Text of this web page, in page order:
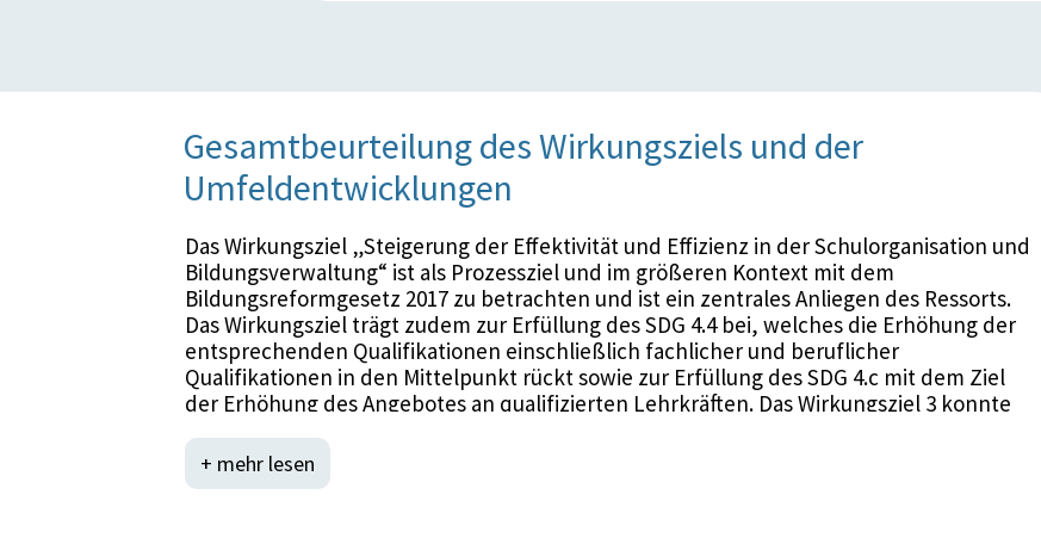
Gesamtbeurteilung des Wirkungsziels und der
Umfeldentwicklungen
Das Wirkungsziel „Steigerung der Effektivität und Effizienz in der Schulorganisation und
Bildungsverwaltung“ ist als Prozessziel und im größeren Kontext mit dem
Bildungsreformgesetz 2017 zu betrachten und ist ein zentrales Anliegen des Ressorts.
Das Wirkungsziel trägt zudem zur Erfüllung des SDG 4.4 bei, welches die Erhöhung der
entsprechenden Qualifikationen einschließlich fachlicher und beruflicher
Qualifikationen in den Mittelpunkt rückt sowie zur Erfüllung des SDG 4.c mit dem Ziel
der Erhöhung des Angebotes an qualifizierten Lehrkräften. Das Wirkungsziel 3 konnte
Im Bereich des Angebots an bedarfsgerechter, autonom am Schulstandort
ausgerichteter Fort- und Weiterbildung für Lehrerinnen und Lehrer, kam es 2021
+ mehr lesen